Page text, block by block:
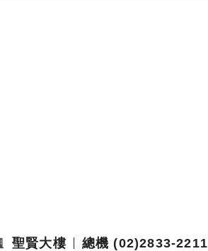
聖賢大樓 總機 (02)2833-2211